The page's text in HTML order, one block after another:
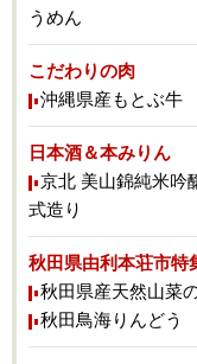
うめん
こだわりの肉
沖縄県産もとぶ牛
日本酒＆本みりん
京北 美山錦純米吟
式造り
秋田県由利本荘市特
秋田県産天然山菜
秋田鳥海りんどう